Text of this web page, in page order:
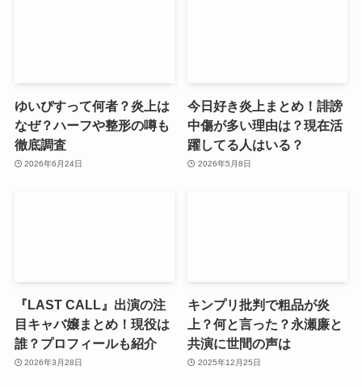
ゆいぴすって何者？炎上は
なぜ？ハーフや整形の噂も
徹底調査
2026年6月24日
今日好き炎上まとめ！誹謗
中傷が多い理由は？現在活
躍してる人はいる？
2026年5月8日
『LAST CALL』出演の注
目キャバ嬢まとめ！現役は
誰？プロフィールも紹介
2026年3月28日
キンプリ批判で粗品が炎
上？何と言った？永瀬廉と
共演に世間の声は
2025年12月25日